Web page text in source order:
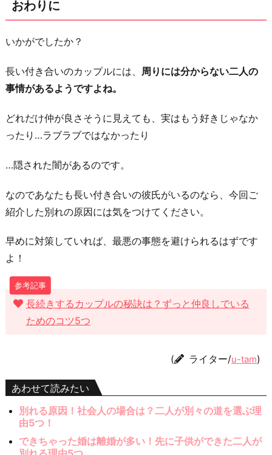
おわりに
いかがでしたか？
長い付き合いのカップルには、 周りには分からない二人の
事情があるようですよね。
どれだけ仲が良さそうに見えても、実はもう好きじゃなか
ったり…ラブラブではなかったり
…隠された闇があるのです。
なのであなたも長い付き合いの彼氏がいるのなら、今回ご
紹介した別れの原因には気をつけてください。
早めに対策していれば、最悪の事態を避けられるはずです
よ！
長続きするカップルの秘訣は？ずっと仲良しでいる
ためのコツ5つ
( ライター/u-tam)
あわせて読みたい
別れる原因！社会人の場合は？二人が別々の道を選ぶ理
由5つ！
できちゃった婚は離婚が多い！先に子供ができた二人が